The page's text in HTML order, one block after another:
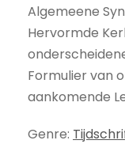
Algemeene
Hervormde
Formulier van
aankomende
Genre: